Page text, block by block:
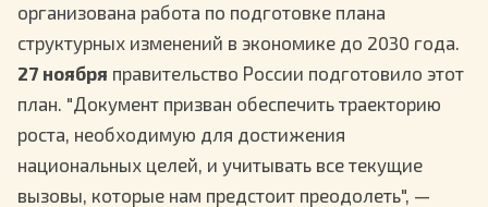
организована работа по подготовке плана
структурных изменений в экономике до 2030 года.
27 ноября правительство России подготовило этот
план. "Документ призван обеспечить траекторию
роста, необходимую для достижения
национальных целей, и учитывать все текущие
вызовы, которые нам предстоит преодолеть", —